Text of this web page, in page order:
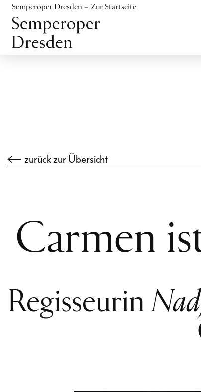
Inhalt anspringen
Fußbereich anspringen
Semperoper Dresden – Zur Startseite
zurück zur Übersicht
Carmen
Regisseurin